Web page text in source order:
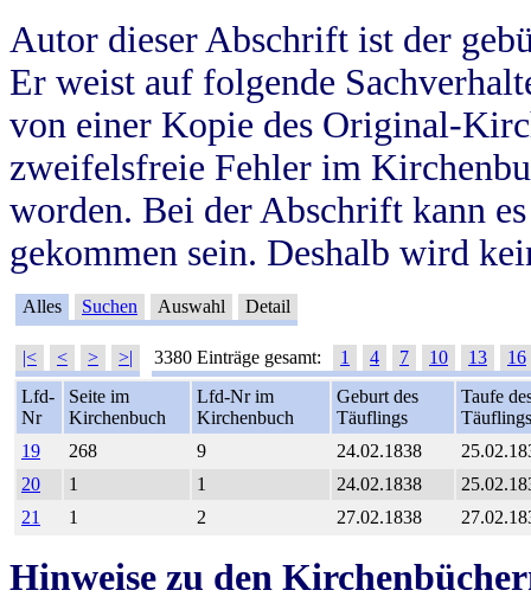
Autor dieser Abschrift ist der
Er weist auf folgende
von einer Kopie des Original-
zweifelsfreie Fehler im
worden. Bei der Abschrift kann
gekommen sein. Deshalb wird
Alles Suchen Auswahl Detail
|< < > >| 3380 Einträge gesamt: 1 4 7 10 13
16
Lfd-
Nr
Seite im
Kirchenbuch
Lfd-Nr im
Kirchenbuch
Geburt des
Täuflings
Taufe
Täuflings
19
268 9 24.02.1838
20
1 1 24.02.1838
21
1 2 27.02.1838
Hinweise zu den